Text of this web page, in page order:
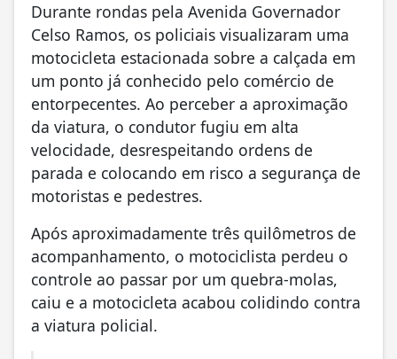
Durante rondas pela Avenida Governador
Celso Ramos, os policiais visualizaram uma
motocicleta estacionada sobre a calçada em
um ponto já conhecido pelo comércio de
entorpecentes. Ao perceber a aproximação
da viatura, o condutor fugiu em alta
velocidade, desrespeitando ordens de
parada e colocando em risco a segurança de
motoristas e pedestres.
Após aproximadamente três quilômetros de
acompanhamento, o motociclista perdeu o
controle ao passar por um quebra-molas,
caiu e a motocicleta acabou colidindo contra
a viatura policial.